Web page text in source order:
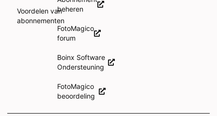
Voordelen van
abonnementen
beheren
FotoMagico
forum
Boinx Software
Ondersteuning
FotoMagico
beoordeling